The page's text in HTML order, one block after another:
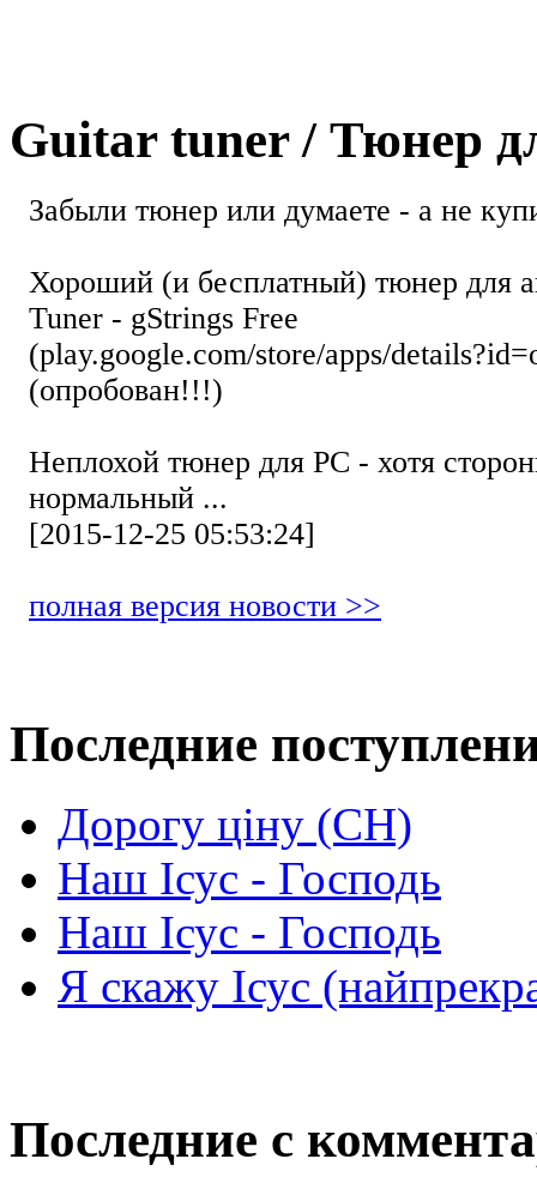
Guitar tuner / Тюнер
Забыли тюнер или думаете - а не
Хороший (и бесплатный) тюнер для
Tuner - gStrings Free
(play.google.com/store/apps/
(опробован!!!)
Неплохой тюнер для РС - хотя
нормальный ...
[2015-12-25 05:53:24]
полная версия новости >>
Последние
Дорогу ціну (СН)
Наш Ісус - Господь
Наш Ісус - Господь
Я скажу Ісус
Последние с